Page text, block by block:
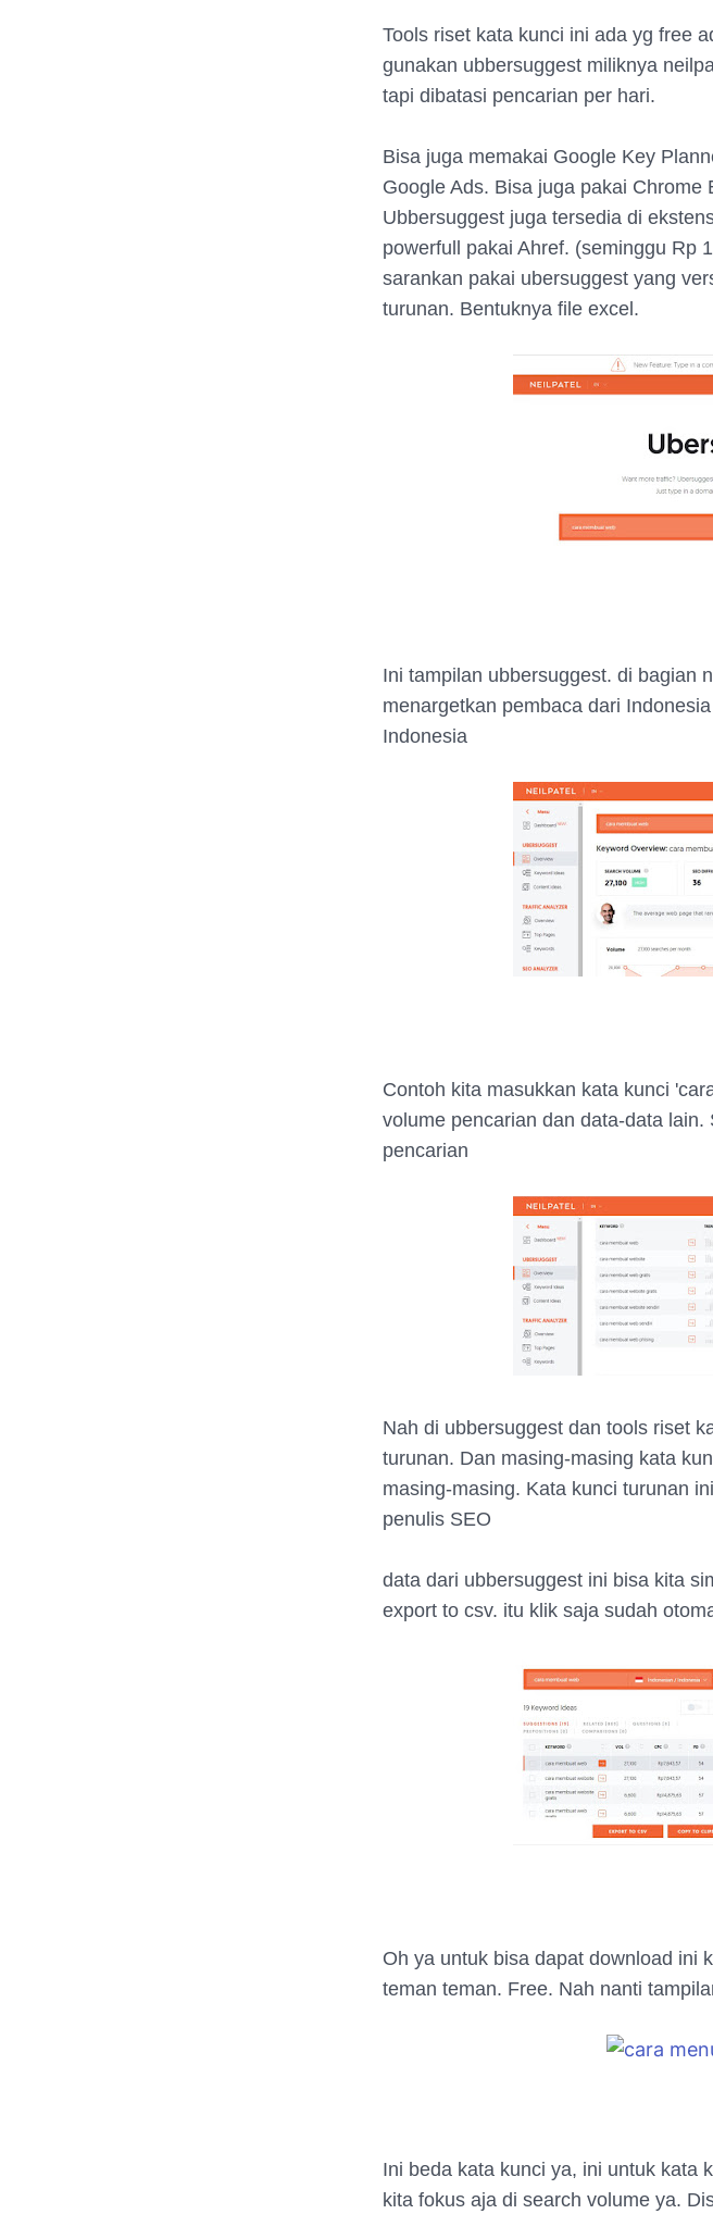
Tools riset kata kunci ini ada yg free
gunakan ubbersuggest miliknya
tapi dibatasi pencarian per hari.
Bisa juga memakai Google Key
Google Ads. Bisa juga pakai
Ubbersuggest juga tersedia di
powerfull pakai Ahref. (seminggu Rp
sarankan pakai ubersuggest yang
turunan. Bentuknya file excel.
Ini tampilan ubbersuggest. di bagian
menargetkan pembaca dari
Indonesia
Contoh kita masukkan kata kunci
volume pencarian dan data-data
pencarian
Nah di ubbersuggest dan tools riset
turunan. Dan masing-masing kata
masing-masing. Kata kunci turunan
penulis SEO
data dari ubbersuggest ini bisa kita
export to csv. itu klik saja sudah
Oh ya untuk bisa dapat download ini
teman teman. Free. Nah nanti
Ini beda kata kunci ya, ini untuk kata
kita fokus aja di search volume ya.